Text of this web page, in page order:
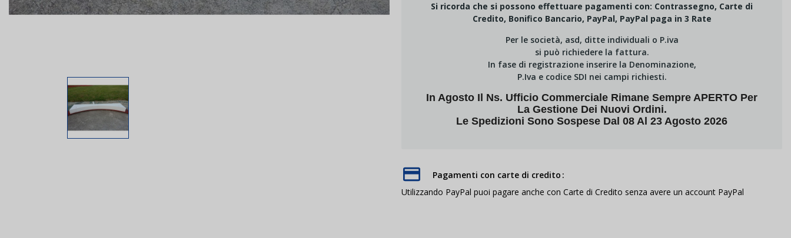
Si ricorda che si possono effettuare pagamenti con: Contrassegno, Carte di
Credito, Bonifico Bancario, PayPal, PayPal paga in 3 Rate
Per le società, asd, ditte individuali o P.iva
si può richiedere la fattura.
In fase di registrazione inserire la Denominazione,
P.Iva e codice SDI nei campi richiesti.
In Agosto Il Ns. Ufficio Commerciale Rimane Sempre APERTO Per
La Gestione Dei Nuovi Ordini.
Le Spedizioni Sono Sospese Dal 08 Al 23 Agosto 2026
Pagamenti con carte di credito
Utilizzando PayPal puoi pagare anche con Carte di Credito senza avere un account PayPal